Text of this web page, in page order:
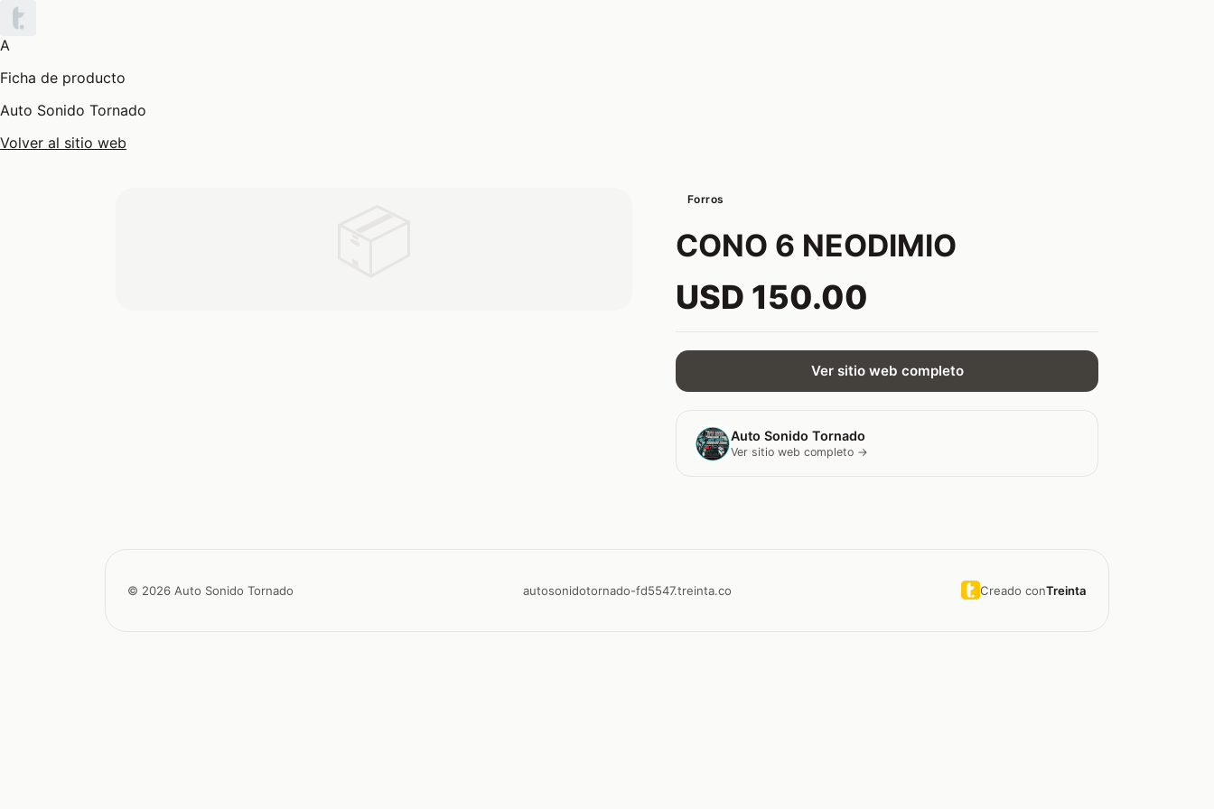
A
Ficha de producto
Auto Sonido Tornado
Volver al sitio web
Forros
CONO 6 NEODIMIO
USD 150.00
Ver sitio web completo
Auto Sonido Tornado
Ver sitio web completo →
© 2026 Auto Sonido Tornado autosonidotornado-fd5547.treinta.co Creado conTreinta